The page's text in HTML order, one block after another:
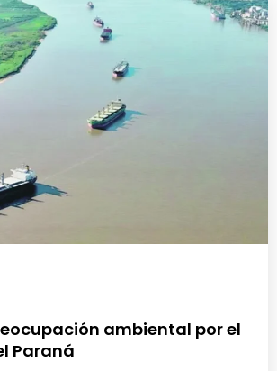
ambiental por el
Paraná